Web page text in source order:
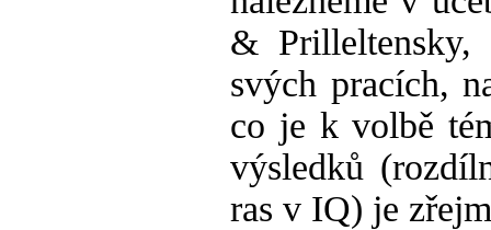
& Prilleltensky,
svých pracích,
co je k volbě
výsledků
ras v IQ) je